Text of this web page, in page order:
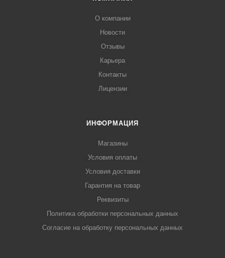
О компании
Новости
Отзывы
Карьера
Контакты
Лицензии
ИНФОРМАЦИЯ
Магазины
Условия оплаты
Условия доставки
Гарантия на товар
Реквизиты
Политика обработки персональных данных
Согласие на обработку персональных данных